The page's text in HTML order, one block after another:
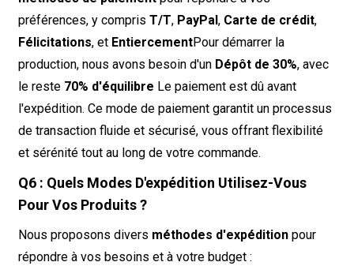
préférences, y compris T/T, PayPal , Carte de crédit,
Félicitations, et EntiercementPour démarrer la
production, nous avons besoin d'un Dépôt de 30%, avec
le reste 70% d'équilibre Le paiement est dû avant
l'expédition. Ce mode de paiement garantit un processus
de transaction fluide et sécurisé, vous offrant flexibilité
et sérénité tout au long de votre commande.
Q6 : Quels Modes D'expédition Utilisez-Vous
Pour Vos Produits ?
Nous proposons divers méthodes d'expéditionpour
répondre à vos besoins et à votre budget :